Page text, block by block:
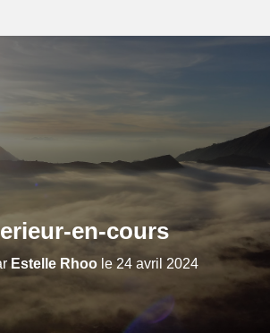
en-cours
Estelle Rhoole24 avril 2024